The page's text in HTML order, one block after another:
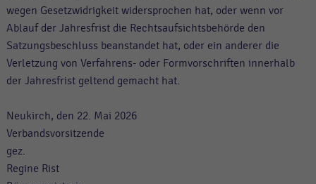
wegen Gesetzwidrigkeit widersprochen hat, oder wenn vor
Ablauf der Jahresfrist die Rechtsaufsichtsbehörde den
Satzungsbeschluss beanstandet hat, oder ein anderer die
Verletzung von Verfahrens- oder Formvorschriften innerhalb
der Jahresfrist geltend gemacht hat.
Neukirch, den 22. Mai 2026
Verbandsvorsitzende
gez.
Regine Rist